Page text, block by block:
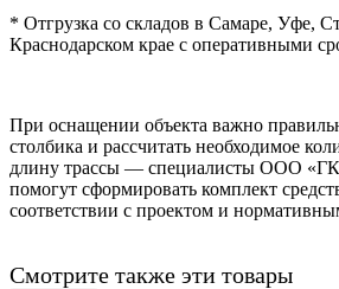
* Отгрузка со складов в Самаре, Уфе,
Краснодарском крае с оперативными
При оснащении объекта важно
столбика и рассчитать необходимое
длину трассы — специалисты ООО
помогут сформировать комплект
соответствии с проектом и
Смотрите также эти товары